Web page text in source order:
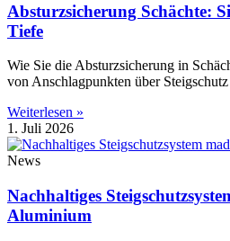
Absturzsicherung Schächte:
Tiefe
Wie Sie die Absturzsicherung in
von Anschlagpunkten über
Weiterlesen »
1. Juli 2026
News
Nachhaltiges
Aluminium